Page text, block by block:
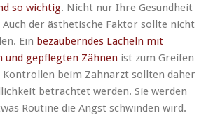
so wichtig. Nicht nur Ihre Gesundheit
der ästhetische Faktor sollte nicht
Ein bezauberndes Lächeln mit
und gepflegten Zähnen ist zum Greifen
Kontrollen beim Zahnarzt sollten daher
betrachtet werden. Sie werden
Routine die Angst schwinden wird.